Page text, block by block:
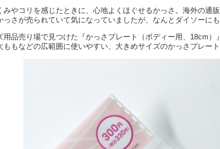
みやコリを感じたときに、心地よくほぐせるかっさ。海外の通
っさが売られていて気になっていましたが、なんとダイソーに
用品売り場で見つけた『かっさプレート（ボディー用、18cm）
ももなどの広範囲に使いやすい、大きめサイズのかっさプレート